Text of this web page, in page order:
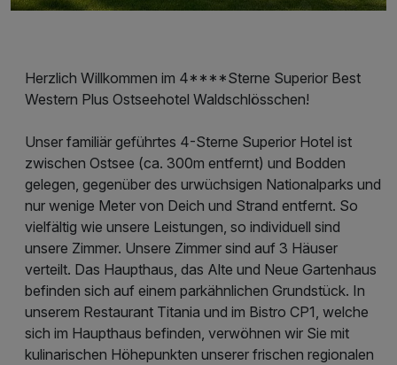
Herzlich Willkommen im 4****Sterne Superior Best
Western Plus Ostseehotel Waldschlösschen!
Unser familiär geführtes 4-Sterne Superior Hotel ist
zwischen Ostsee (ca. 300m entfernt) und Bodden
gelegen, gegenüber des urwüchsigen Nationalparks und
nur wenige Meter von Deich und Strand entfernt. So
vielfältig wie unsere Leistungen, so individuell sind
unsere Zimmer. Unsere Zimmer sind auf 3 Häuser
verteilt. Das Haupthaus, das Alte und Neue Gartenhaus
befinden sich auf einem parkähnlichen Grundstück. In
unserem Restaurant Titania und im Bistro CP1, welche
sich im Haupthaus befinden, verwöhnen wir Sie mit
kulinarischen Höhepunkten unserer frischen regionalen